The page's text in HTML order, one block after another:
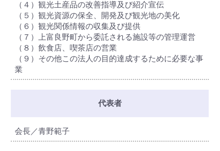
（４）観光土産品の改善指導及び紹介宣伝
（５）観光資源の保全、開発及び観光地の美化
（６）観光関係情報の収集及び提供
（７）上富良野町から委託される施設等の管理運営
（８）飲食店、喫茶店の営業
（９）その他この法人の目的達成するために必要な事
業
代表者
会長／青野範子